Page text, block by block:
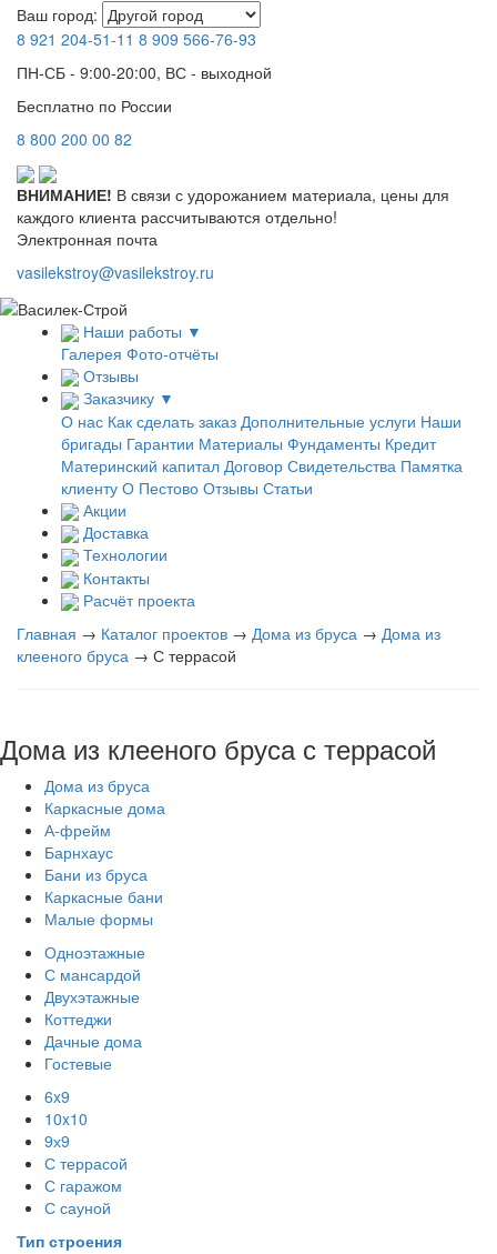
Ваш город:
8 921 204-51-11 8 909 566-76-93
ПН-СБ - 9:00-20:00, ВС - выходной
Бесплатно по России
8 800 200 00 82
ВНИМАНИЕ! В связи с удорожанием материала, цены для
каждого клиента рассчитываются отдельно!
Электронная почта
vasilekstroy@vasilekstroy.ru
Наши работы ▼
Галерея Фото-отчёты
Отзывы
Заказчику ▼
О нас Как сделать заказ Дополнительные услуги Наши
бригады Гарантии Материалы Фундаменты Кредит
Материнский капитал Договор Свидетельства Памятка
клиенту О Пестово Отзывы Статьи
Акции
Доставка
Технологии
Контакты
Расчёт проекта
Главная → Каталог проектов → Дома из бруса → Дома из
клееного бруса → С террасой
Дома из клееного бруса с террасой
Дома из бруса
Каркасные дома
А-фрейм
Барнхаус
Бани из бруса
Каркасные бани
Малые формы
Одноэтажные
С мансардой
Двухэтажные
Коттеджи
Дачные дома
Гостевые
6x9
10x10
9х9
С террасой
С гаражом
С сауной
Тип строения